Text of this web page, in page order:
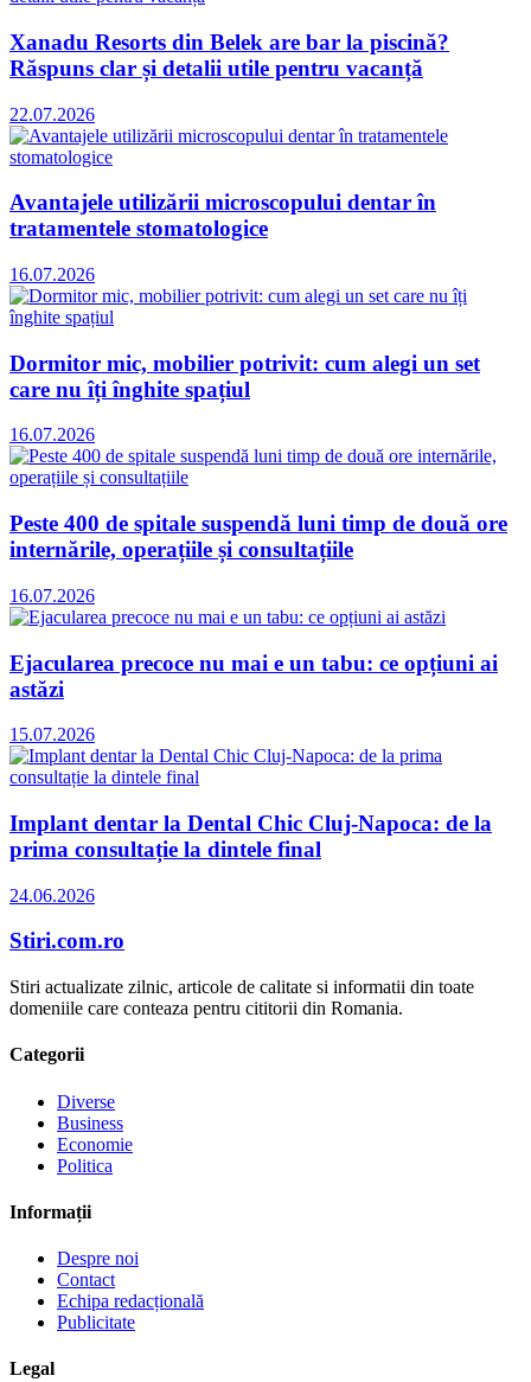
Xanadu Resorts din Belek are bar la piscină?
Răspuns clar și detalii utile pentru vacanță
22.07.2026
Avantajele utilizării microscopului dentar în
tratamentele stomatologice
16.07.2026
Dormitor mic, mobilier potrivit: cum alegi un set
care nu îți înghite spațiul
16.07.2026
Peste 400 de spitale suspendă luni timp de două ore
internările, operațiile și consultațiile
16.07.2026
Ejacularea precoce nu mai e un tabu: ce opțiuni ai
astăzi
15.07.2026
Implant dentar la Dental Chic Cluj-Napoca: de la
prima consultație la dintele final
24.06.2026
Stiri.com.ro
Stiri actualizate zilnic, articole de calitate si informatii din toate
domeniile care conteaza pentru cititorii din Romania.
Categorii
Diverse
Business
Economie
Politica
Informații
Despre noi
Contact
Echipa redacțională
Publicitate
Legal